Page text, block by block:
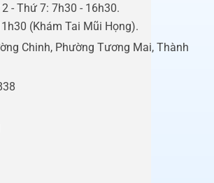
- Thứ 7: 7h30 - 16h30.
(Khám Tai Mũi Họng).
Chinh, Phường Tương Mai, Thành